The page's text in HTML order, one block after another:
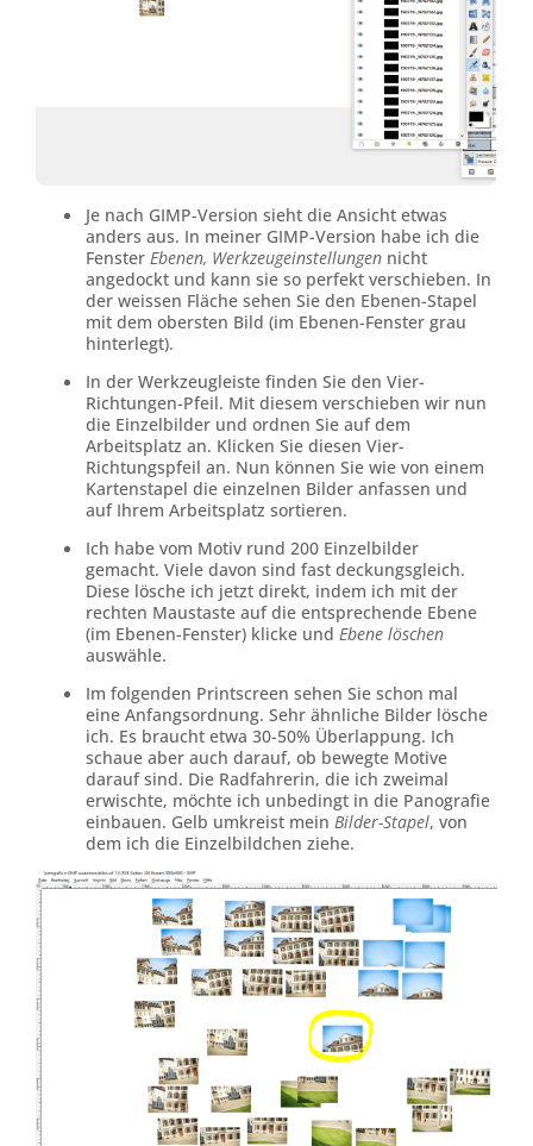
Je nach GIMP-Version sieht die Ansicht etwas
anders aus. In meiner GIMP-Version habe ich die
Fenster Ebenen, Werkzeugeinstellungen nicht
angedockt und kann sie so perfekt verschieben. In
der weissen Fläche sehen Sie den Ebenen-Stapel
mit dem obersten Bild (im Ebenen-Fenster grau
hinterlegt).
In der Werkzeugleiste finden Sie den Vier-
Richtungen-Pfeil. Mit diesem verschieben wir nun
die Einzelbilder und ordnen Sie auf dem
Arbeitsplatz an. Klicken Sie diesen Vier-
Richtungspfeil an. Nun können Sie wie von einem
Kartenstapel die einzelnen Bilder anfassen und
auf Ihrem Arbeitsplatz sortieren.
Ich habe vom Motiv rund 200 Einzelbilder
gemacht. Viele davon sind fast deckungsgleich.
Diese lösche ich jetzt direkt, indem ich mit der
rechten Maustaste auf die entsprechende Ebene
(im Ebenen-Fenster) klicke und Ebene löschen
auswähle.
Im folgenden Printscreen sehen Sie schon mal
eine Anfangsordnung. Sehr ähnliche Bilder lösche
ich. Es braucht etwa 30-50% Überlappung. Ich
schaue aber auch darauf, ob bewegte Motive
darauf sind. Die Radfahrerin, die ich zweimal
erwischte, möchte ich unbedingt in die Panografie
einbauen. Gelb umkreist mein Bilder-Stapel, von
dem ich die Einzelbildchen ziehe.